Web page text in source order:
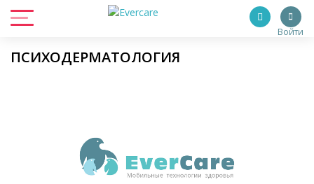
Войти
ПСИХОДЕРМАТОЛОГИЯ